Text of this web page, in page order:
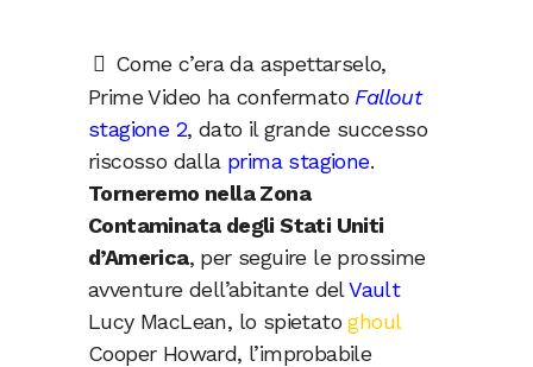
Come c’era da aspettarselo,
Prime Video ha confermato Fallout
stagione 2, dato il grande successo
riscosso dalla prima stagione.
Torneremo nella Zona
Contaminata degli Stati Uniti
d’America, per seguire le prossime
avventure dell’abitante delVault
Lucy MacLean, lo spietatoghoul
Cooper Howard, l’improbabile